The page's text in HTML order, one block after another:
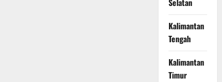
Selatan
Kalimantan
Tengah
Kalimantan
Timur